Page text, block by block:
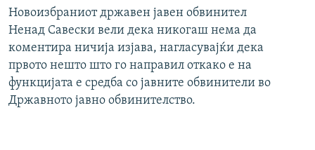
Новоизбраниот државен јавен обвинител
Ненад Савески вели дека никогаш нема да
коментира ничија изјава, нагласувајќи дека
првото нешто што го направил откако е на
функцијата е средба со јавните обвинители во
Државното јавно обвинителство.